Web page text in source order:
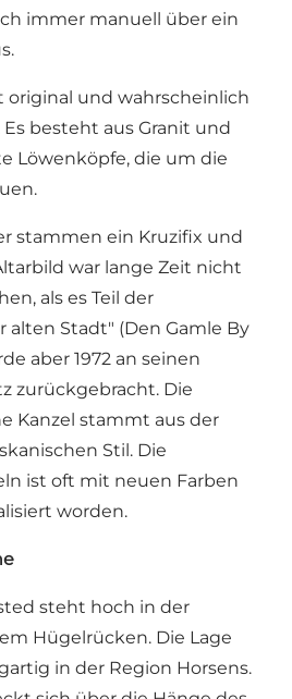
immer manuell über ein
original und wahrscheinlich
Es besteht aus Granit und
Löwenköpfe, die um die
stammen ein Kruzifix und
war lange Zeit nicht
als es Teil der
alten Stadt" (Den Gamle By
aber 1972 an seinen
zurückgebracht. Die
Kanzel stammt aus der
Stil. Die
ist oft mit neuen Farben
worden.
steht hoch in der
Hügelrücken. Die Lage
in der Region Horsens.